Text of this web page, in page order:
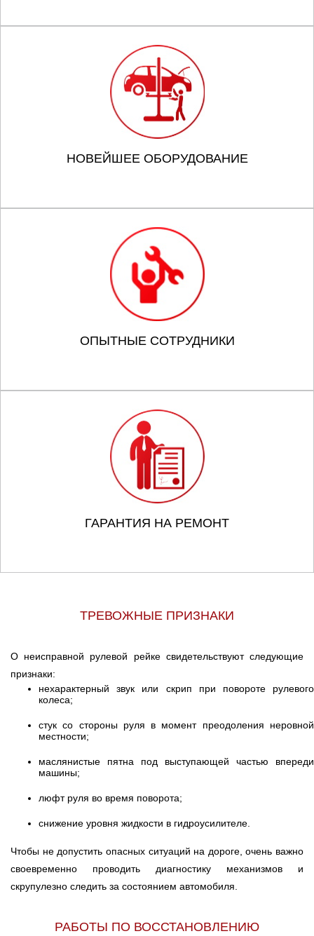
НОВЕЙШЕЕ ОБОРУДОВАНИЕ
ОПЫТНЫЕ СОТРУДНИКИ
ГАРАНТИЯ НА РЕМОНТ
ТРЕВОЖНЫЕ ПРИЗНАКИ
О неисправной рулевой рейке свидетельствуют следующие
признаки:
нехарактерный звук или скрип при повороте рулевого
колеса;
стук со стороны руля в момент преодоления неровной
местности;
маслянистые пятна под выступающей частью впереди
машины;
люфт руля во время поворота;
снижение уровня жидкости в гидроусилителе.
Чтобы не допустить опасных ситуаций на дороге, очень важно
своевременно проводить диагностику механизмов и
скрупулезно следить за состоянием автомобиля.
РАБОТЫ ПО ВОССТАНОВЛЕНИЮ